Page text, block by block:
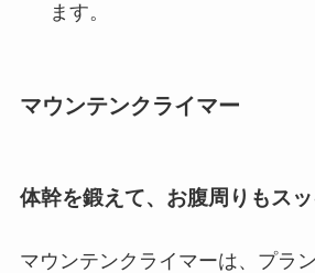
ます。
マウンテンクライマー
体幹を鍛えて、お腹周りもスッ
マウンテンクライマーは、プラ